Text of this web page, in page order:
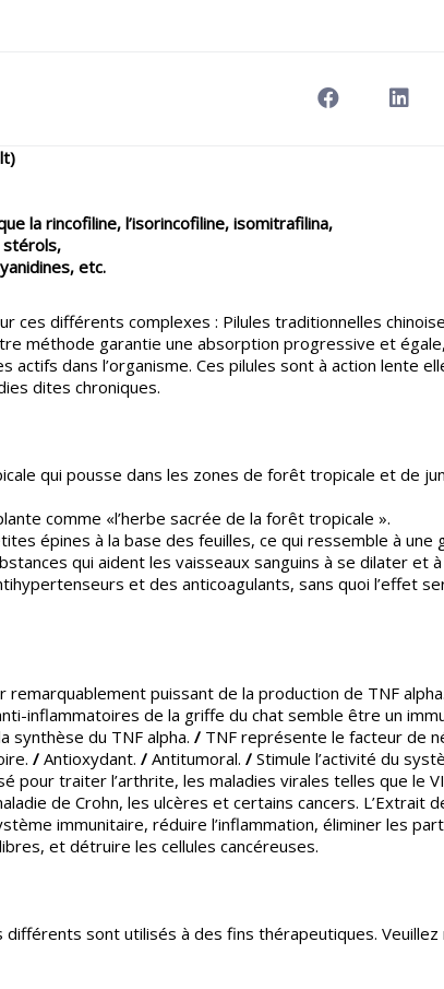
la rincofiline, l’isorincofiline, isomitrafilina,
stérols,
etc.
ces différents complexes : Pilules traditionnelles
méthode garantie une absorption progressive et égale,
actifs dans l’organisme. Ces pilules sont à action lente
dites chroniques.
qui pousse dans les zones de forêt tropicale et de
comme «l’herbe sacrée de la forêt tropicale ».
épines à la base des feuilles, ce qui ressemble à une
qui aident les vaisseaux sanguins à se dilater et
et des anticoagulants, sans quoi l’effet
remarquablement puissant de la production de TNF alpha.
inflammatoires de la griffe du chat semble être un
synthèse du TNF alpha. / TNF représente le facteur de
/ Antioxydant. / Antitumoral. / Stimule l’activité du
pour traiter l’arthrite, les maladies virales telles que le
de Crohn, les ulcères et certains cancers. L’Extrait
immunitaire, réduire l’inflammation, éliminer les
et détruire les cellules cancéreuses.
sont utilisés à des fins thérapeutiques. Veuillez